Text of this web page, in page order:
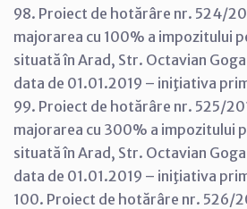
98. Proiect de hotărâre nr. 524/
majorarea cu 100% a impozitului
situată în Arad, Str. Octavian
data de 01.01.2019 – iniţiativa
99. Proiect de hotărâre nr. 525/
majorarea cu 300% a impozitului
situată în Arad, Str. Octavian
data de 01.01.2019 – iniţiativa
100. Proiect de hotărâre nr. 526/